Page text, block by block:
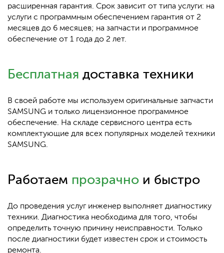
расширенная гарантия. Срок зависит от типа услуги: на
услуги с программным обеспечением гарантия от 2
месяцев до 6 месяцев; на запчасти и программное
обеспечение от 1 года до 2 лет.
Бесплатная доставка техники
В своей работе мы используем оригинальные запчасти
SAMSUNG и только лицензионное программное
обеспечение. На складе сервисного центра есть
комплектующие для всех популярных моделей техники
SAMSUNG.
Работаем прозрачно и быстро
До проведения услуг инженер выполняет диагностику
техники. Диагностика необходима для того, чтобы
определить точную причину неисправности. Только
после диагностики будет известен срок и стоимость
ремонта.